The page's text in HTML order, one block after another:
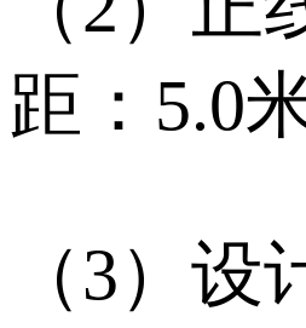
距：5.0
（3）设